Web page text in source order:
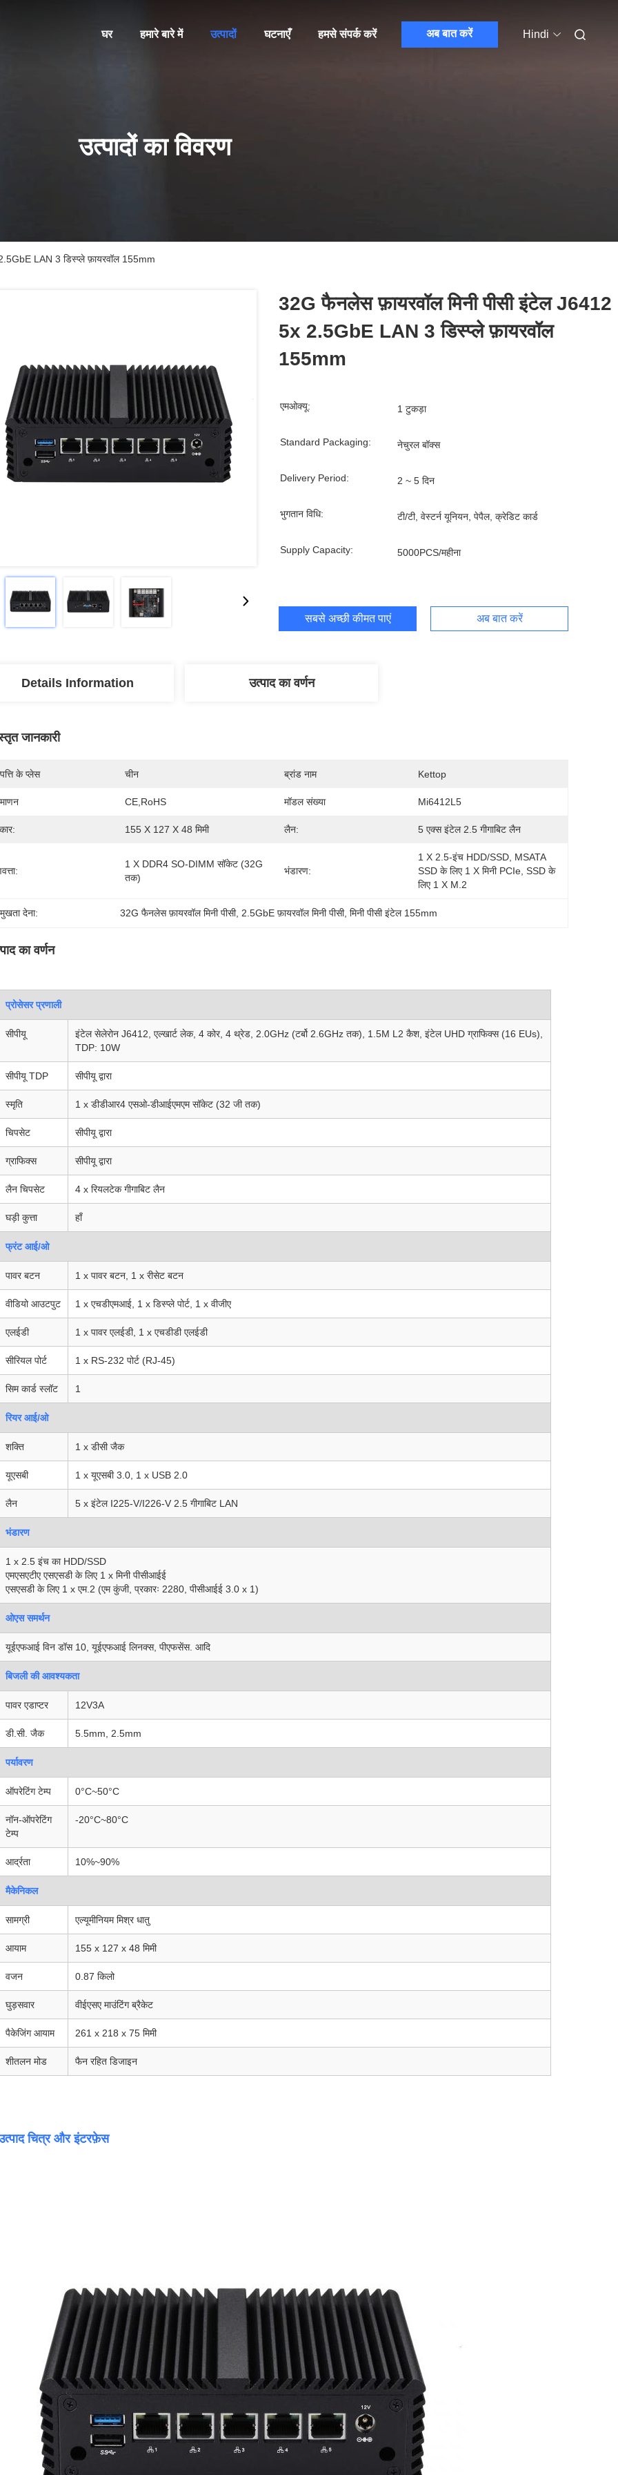
घर हमारे बारे में उत्पादों घटनाएँ हमसे संपर्क करें अब बात करें Hindi
उत्पादों का विवरण
LAN 3 डिस्प्ले फ़ायरवॉल 155mm
32G फैनलेस फ़ायरवॉल मिनी पीसी इंटेल J6412
5x 2.5GbE LAN 3 डिस्प्ले फ़ायरवॉल
155mm
एमओक्यू: 1 टुकड़ा
Standard Packaging: नेचुरल बॉक्स
Delivery Period: 2 ~ 5 दिन
भुगतान विधि: टी/टी, वेस्टर्न यूनियन, पेपैल, क्रेडिट कार्ड
Supply Capacity: 5000PCS/महीना
सबसे अच्छी कीमत पाएं अब बात करें
Details Information उत्पाद का वर्णन
जानकारी
के प्लेस चीन ब्रांड नाम Kettop
CE,RoHS मॉडल संख्या Mi6412L5
155 X 127 X 48 मिमी लैन: 5 एक्स इंटेल 2.5 गीगाबिट लैन
1 X DDR4 SO-DIMM सॉकेट (32G
तक)
भंडारण:
1 X 2.5-इंच HDD/SSD, MSATA
SSD के लिए 1 X मिनी PCIe, SSD के
लिए 1 X M.2
देना: 32G फैनलेस फ़ायरवॉल मिनी पीसी, 2.5GbE फ़ायरवॉल मिनी पीसी, मिनी पीसी इंटेल 155mm
का वर्णन
प्रोसेसर प्रणाली
सीपीयू
इंटेल सेलेरोन J6412, एल्खार्ट लेक, 4 कोर, 4 थ्रेड, 2.0GHz (टर्बो 2.6GHz तक), 1.5M L2 कैश, इंटेल UHD ग्राफिक्स (16 EUs),
TDP: 10W
सीपीयू TDP सीपीयू द्वारा
स्मृति 1 x डीडीआर4 एसओ-डीआईएमएम सॉकेट (32 जी तक)
चिपसेट सीपीयू द्वारा
ग्राफिक्स सीपीयू द्वारा
लैन चिपसेट 4 x रियलटेक गीगाबिट लैन
घड़ी कुत्ता हाँ
फ्रंट आई/ओ
पावर बटन 1 x पावर बटन, 1 x रीसेट बटन
वीडियो आउटपुट 1 x एचडीएमआई, 1 x डिस्प्ले पोर्ट, 1 x वीजीए
एलईडी 1 x पावर एलईडी, 1 x एचडीडी एलईडी
सीरियल पोर्ट 1 x RS-232 पोर्ट (RJ-45)
सिम कार्ड स्लॉट 1
रियर आई/ओ
शक्ति 1 x डीसी जैक
यूएसबी 1 x यूएसबी 3.0, 1 x USB 2.0
लैन 5 x इंटेल I225-V/I226-V 2.5 गीगाबिट LAN
भंडारण
1 x 2.5 इंच का HDD/SSD
एमएसएटीए एसएसडी के लिए 1 x मिनी पीसीआईई
एसएसडी के लिए 1 x एम.2 (एम कुंजी, प्रकारः 2280, पीसीआईई 3.0 x 1)
ओएस समर्थन
यूईएफआई विन डॉस 10, यूईएफआई लिनक्स, पीएफसेंस. आदि
बिजली की आवश्यकता
पावर एडाप्टर 12V3A
डी.सी. जैक 5.5mm, 2.5mm
पर्यावरण
ऑपरेटिंग टेम्प 0°C~50°C
नॉन-ऑपरेटिंग
टेम्प
-20°C~80°C
आर्द्रता 10%~90%
मैकेनिकल
सामग्री एल्यूमीनियम मिश्र धातु
आयाम 155 x 127 x 48 मिमी
वजन 0.87 किलो
घुड़सवार वीईएसए माउंटिंग ब्रैकेट
पैकेजिंग आयाम 261 x 218 x 75 मिमी
शीतलन मोड फैन रहित डिजाइन
चित्र और इंटरफ़ेस